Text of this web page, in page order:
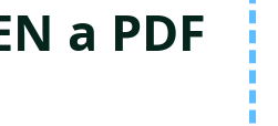
a PDF